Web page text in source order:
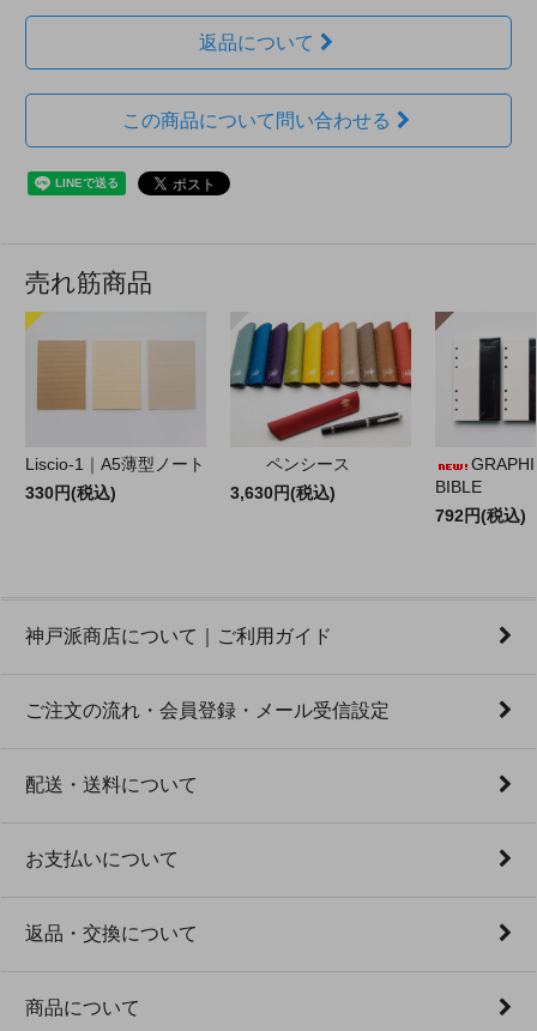
返品について
この商品について問い合わせる
売れ筋商品
Liscio-1｜A5薄型ノート
330円(税込)
ペンシース
3,630円(税込)
BIBLE
792円(税込)
神戸派商店について｜ご利用ガイド
ご注文の流れ・会員登録・メール受信設定
配送・送料について
お支払いについて
返品・交換について
商品について